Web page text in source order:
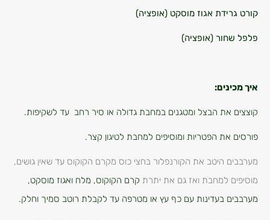
קורט גרידת אגוז מוסקט (אופציה)
פלפל שחור (אופציה)
איך מכינים:
קוצצים את הבצל ומטגנים במחבת גדולה או סיר רחב עד לשקיפות.
פורסים את הפטריות ומוסיפים למחבת לטיגון קצר.
מערבבים היטב את הקורנפלור בחצי כוס מקרם הקוקוס עד שאין גושים,
מוסיפים למחבת ואז גם את יתרת קרם הקוקוס, מלח ואגוז מוסקט,
מערבבים בעדינות עם כף עץ או מטרפה עד לקבלת רוטב סמיך וחלק.